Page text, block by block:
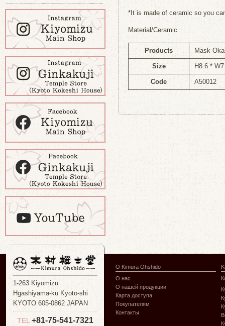
*It is made of ceramic so you
Material/Ceramic
Products Mask
Size H8.6 *
Code A50012
1-263 Kiyomizu
Hgashiyama-ku Kyoto-shi
KYOTO 605-0862 JAPAN
TEL +81-75-541-7321
О Kimura Ohshido
О нас
О нашей продукции
Карта доступа
Покупателям
Контакты